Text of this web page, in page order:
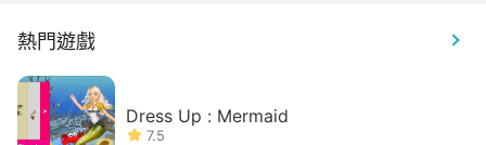
熱門遊戲
Dress Up : Mermaid
7.5